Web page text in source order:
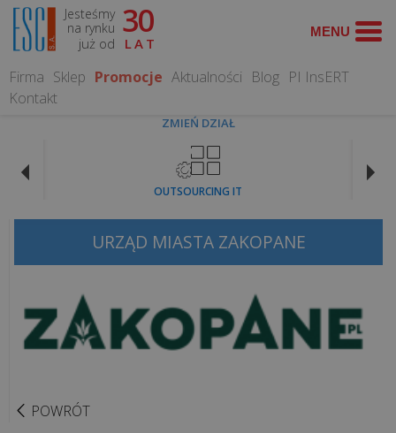
Jesteśmy
na rynku
już od
30
LAT
Firma Sklep Promocje Aktualności Blog PI InsERT
Kontakt
ZMIEŃ DZIAŁ
OUTSOURCING IT
WYSZUKAJ
MOŻEMY
CIEBIE
informatyczna
URZĄD MIASTA ZAKOPANE
POWRÓT